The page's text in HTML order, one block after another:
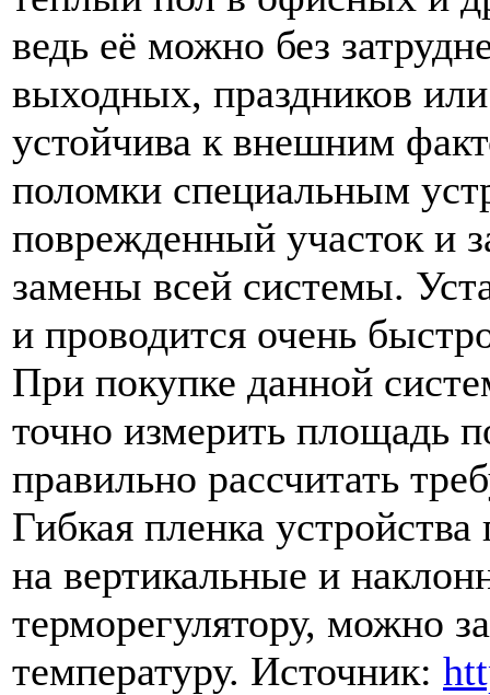
ведь её можно без
выходных, праздников
устойчива к внешним
поломки специальным
поврежденный участок и
замены всей системы.
и проводится очень
При покупке данной
точно измерить площадь
правильно рассчитать
Гибкая пленка
на вертикальные и
терморегулятору, можно
температуру. Источник: